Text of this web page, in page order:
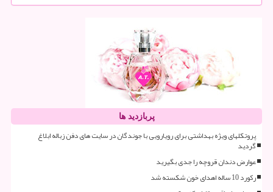
پربازدید ها
پروتکلهای ویژه بهداشتی برای رویارویی با جوندگان در سایت های دفن زباله ابلاغ
گردید
عوارض دندان قروچه را جدی بگیرید
رکورد 10 ساله اهدای خون شکسته شد